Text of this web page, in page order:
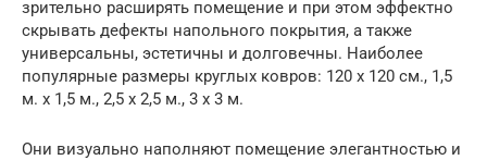
зрительно расширять помещение и при этом эффектно
скрывать дефекты напольного покрытия, а также
универсальны, эстетичны и долговечны. Наиболее
популярные размеры круглых ковров: 120 x 120 см., 1,5
м. x 1,5 м., 2,5 x 2,5 м., 3 x 3 м.
Они визуально наполняют помещение элегантностью и